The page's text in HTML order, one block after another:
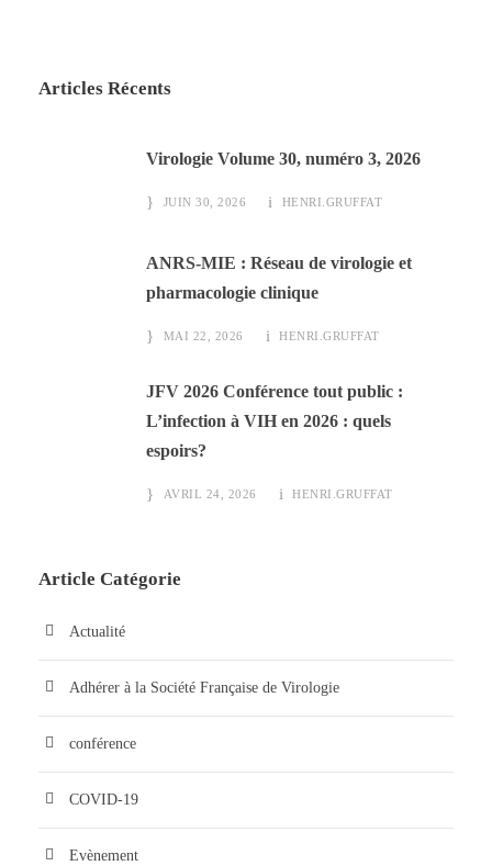
Articles Récents
Virologie Volume 30, numéro 3, 2026
JUIN 30, 2026 HENRI.GRUFFAT
ANRS-MIE : Réseau de virologie et
pharmacologie clinique
MAI 22, 2026 HENRI.GRUFFAT
JFV 2026 Conférence tout public :
L’infection à VIH en 2026 : quels
espoirs?
AVRIL 24, 2026 HENRI.GRUFFAT
Article Catégorie
Actualité
Adhérer à la Société Française de Virologie
conférence
COVID-19
Evènement